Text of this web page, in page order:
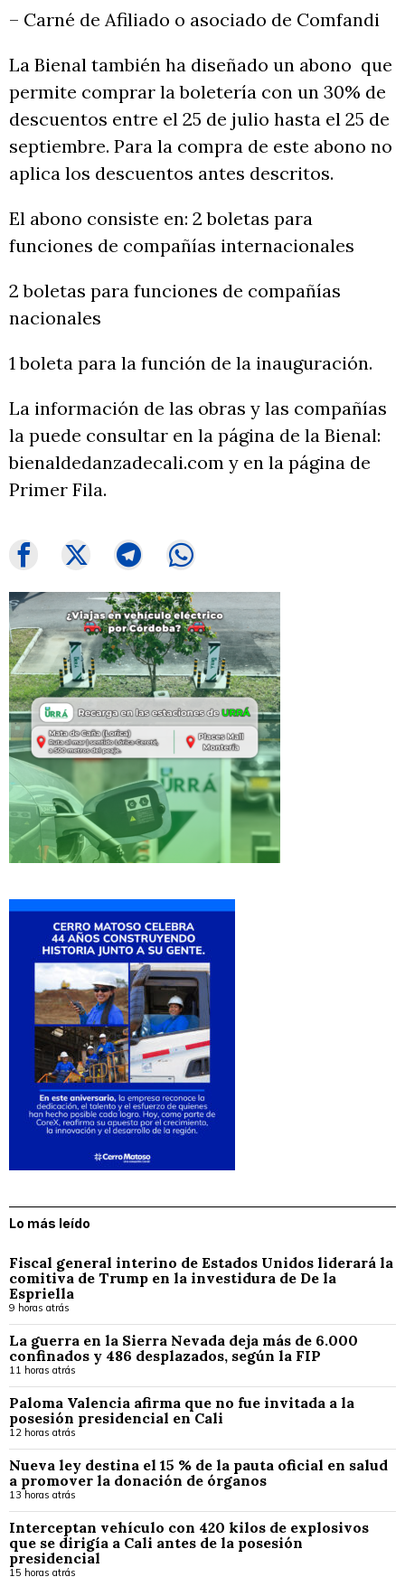
– Carné de Afiliado o asociado de Comfandi
La Bienal también ha diseñado un abono que
permite comprar la boletería con un 30% de
descuentos entre el 25 de julio hasta el 25 de
septiembre. Para la compra de este abono no
aplica los descuentos antes descritos.
El abono consiste en: 2 boletas para
funciones de compañías internacionales
2 boletas para funciones de compañías
nacionales
1 boleta para la función de la inauguración.
La información de las obras y las compañías
la puede consultar en la página de la Bienal:
bienaldedanzadecali.com y en la página de
Primer Fila.
Lo más leído
Fiscal general interino de Estados Unidos liderará la
comitiva de Trump en la investidura de De la
Espriella
9 horas atrás
La guerra en la Sierra Nevada deja más de 6.000
confinados y 486 desplazados, según la FIP
11 horas atrás
Paloma Valencia afirma que no fue invitada a la
posesión presidencial en Cali
12 horas atrás
Nueva ley destina el 15 % de la pauta oficial en salud
a promover la donación de órganos
13 horas atrás
Interceptan vehículo con 420 kilos de explosivos
que se dirigía a Cali antes de la posesión
presidencial
15 horas atrás